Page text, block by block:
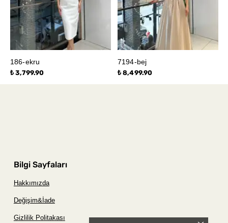
186-ekru
₺ 3,799.90
7194-bej
₺ 8,499.90
Bilgi Sayfaları
Hakkımızda
Değişim&İade
Gizlilik Politakası